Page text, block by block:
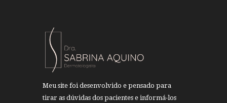
Meu site foi desenvolvido e pensado para
tirar as dúvidas dos pacientes e informá-los